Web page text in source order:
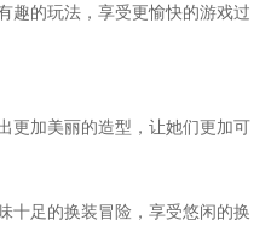
趣的玩法，享受更愉快的游戏过
更加美丽的造型，让她们更加可
十足的换装冒险，享受悠闲的换